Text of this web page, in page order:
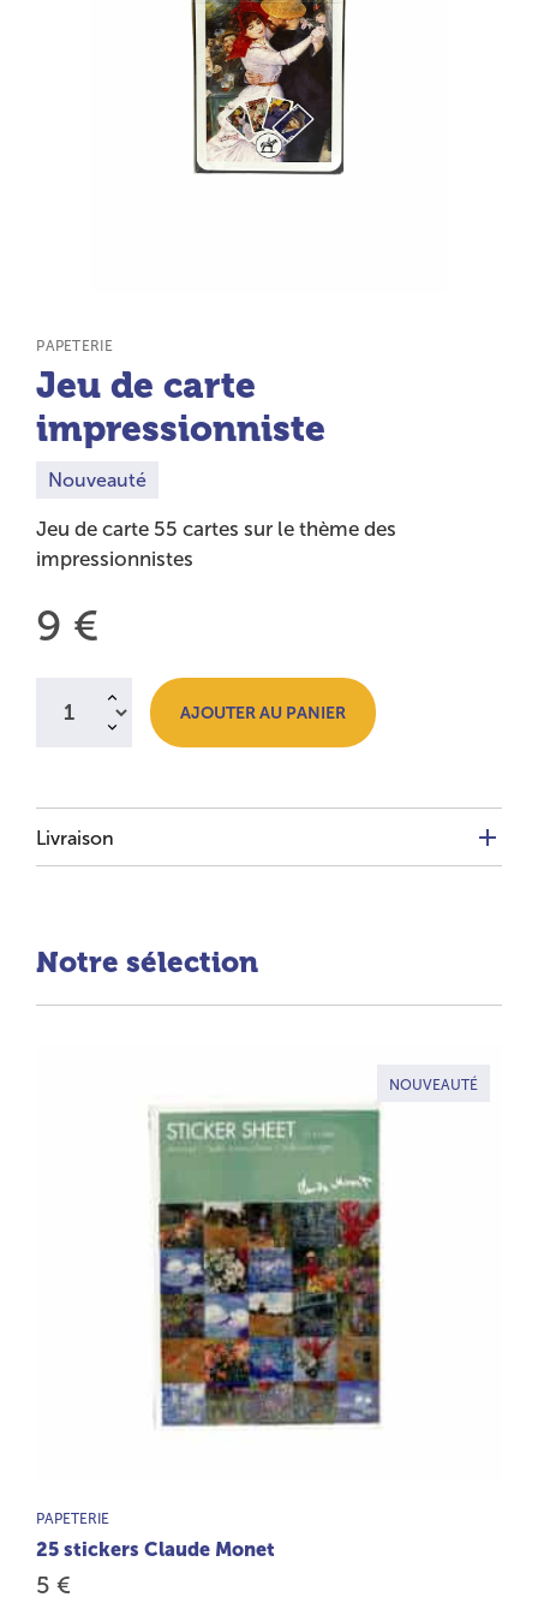
TYPE DE PRODUIT :
PAPETERIE
Jeu de carte
impressionniste
Nouveauté
Jeu de carte 55 cartes sur le thème des
impressionnistes
Prix :
9 €
Quantité à ajouter au panier
AJOUTER AU PANIER
Livraison
Notre sélection
NOUVEAUTÉ
TYPE DE PRODUIT :
PAPETERIE
25 stickers Claude Monet
5 €